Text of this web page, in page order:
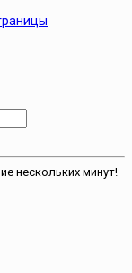
нескольких минут!